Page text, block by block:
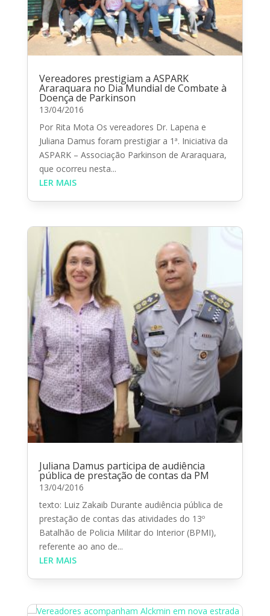
Vereadores prestigiam a ASPARK
Araraquara no Dia Mundial de Combate à
Doença de Parkinson
13/04/2016
Por Rita Mota Os vereadores Dr. Lapena e
Juliana Damus foram prestigiar a 1ª. Iniciativa da
ASPARK – Associação Parkinson de Araraquara,
que ocorreu nesta...
LER MAIS
Juliana Damus participa de audiência
pública de prestação de contas da PM
13/04/2016
texto: Luiz Zakaib Durante audiência pública de
prestação de contas das atividades do 13º
Batalhão de Policia Militar do Interior (BPMI),
referente ao ano de...
LER MAIS